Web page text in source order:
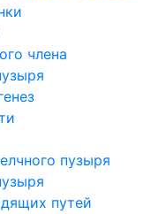
члена
пузыря
путей